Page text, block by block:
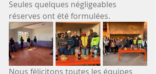
Seules quelques négligeables
réserves ont été formulées.
Nous félicitons toutes les équipes